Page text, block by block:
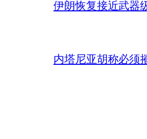
伊朗恢复接近武器
内塔尼亚胡称必须